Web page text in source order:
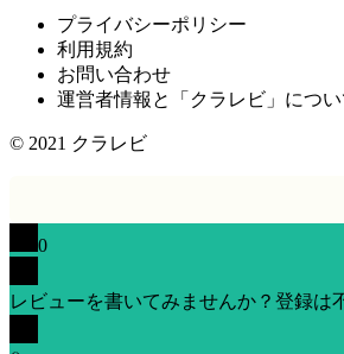
プライバシーポリシー
利用規約
お問い合わせ
運営者情報と「クラレビ」につい
© 2021 クラレビ
0
レビューを書いてみませんか？登録は